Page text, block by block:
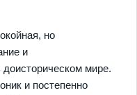
но
и
мире.
и постепенно